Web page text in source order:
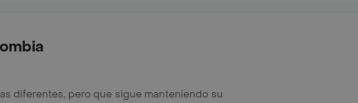
diferentes, pero que sigue manteniendo su